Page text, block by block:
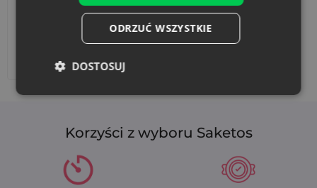
Dodaj nadruk
Korzyści z wyboru Saketos
ODRZUĆ WSZYSTKIE
DOSTOSUJ